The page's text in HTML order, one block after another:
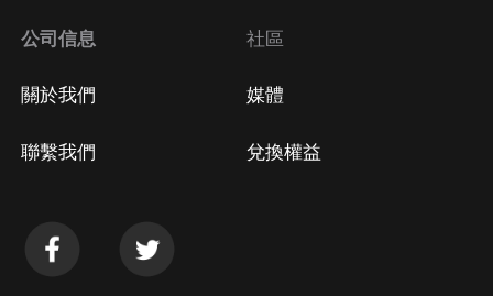
公司信息
關於我們
聯繫我們
社區
媒體
兌換權益